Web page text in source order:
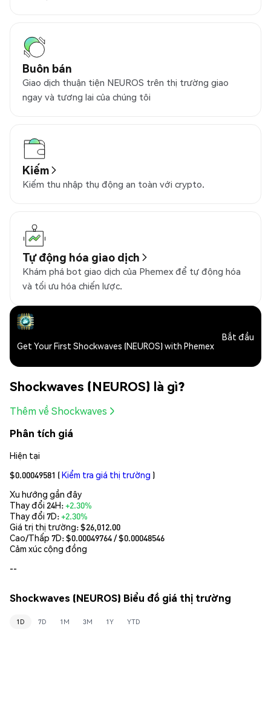
Buôn bán
Giao dịch thuận tiện NEUROS trên thị trường giao
ngay và tương lai của chúng tôi
Kiếm
Kiếm thu nhập thụ động an toàn với crypto.
Tự động hóa giao dịch
Khám phá bot giao dịch của Phemex để tự động hóa
và tối ưu hóa chiến lược.
Get Your First Shockwaves (NEUROS) with Phemex
Bắt đầu
Shockwaves (NEUROS) là gì?
Thêm về Shockwaves
Phân tích giá
Hiện tại
$0.00049581 (Kiểm tra giá thị trường )
Xu hướng gần đây
Thay đổi 24H:+2.30%
Thay đổi 7D:+2.30%
Giá trị thị trường:$26,012.00
Cao/Thấp 7D: $0.00049764/ $0.00048546
Cảm xúc cộng đồng
--
Shockwaves (NEUROS) Biểu đồ giá thị trường
1D 7D 1M 3M 1Y YTD